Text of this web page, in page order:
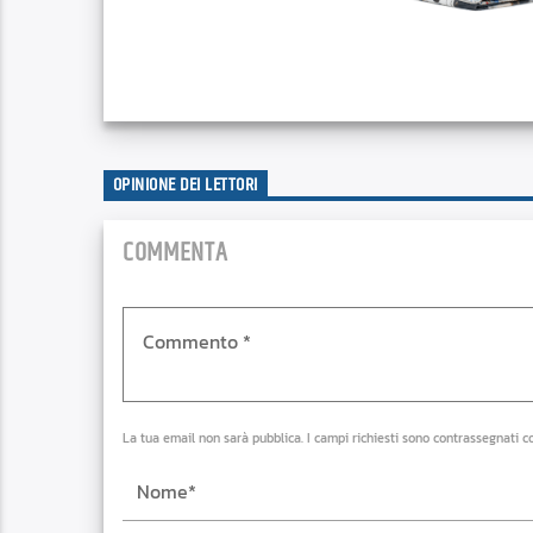
OPINIONE DEI LETTORI
COMMENTA
La tua email non sarà pubblica. I campi richiesti sono contrassegnati